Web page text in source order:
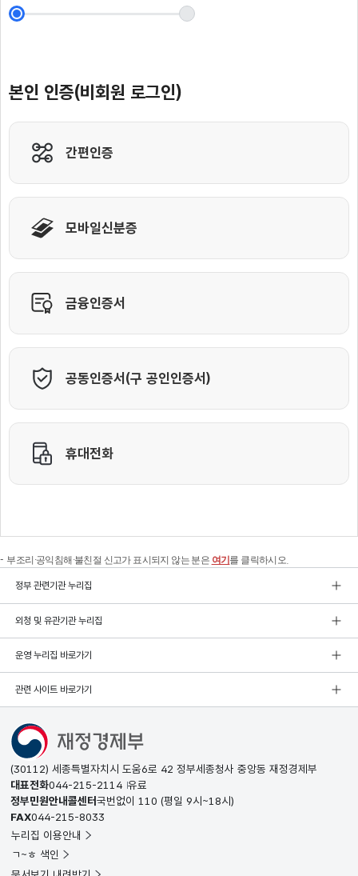
부조리·공익침해·불친절 신고가 표시되지 않는 분은 여기 를 클릭하시오.
정부 관련기관 누리집
외청 및 유관기관 누리집
운영 누리집 바로가기
관련 사이트 바로가기
(30112) 세종특별자치시 도움6로 42 정부세종청사 중앙동 재정경제부
대표전화044-215-2114 유료
정부민원안내콜센터국번없이 110 (평일 9시~18시)
FAX044-215-8033
누리집 이용안내
ㄱ~ㅎ 색인